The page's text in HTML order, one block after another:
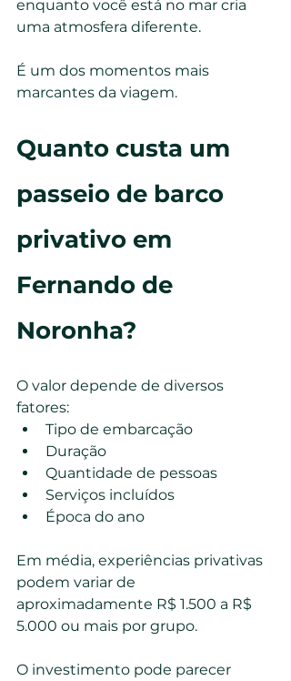
enquanto você está no mar cria
uma atmosfera diferente.
É um dos momentos mais
marcantes da viagem.
Quanto custa um
passeio de barco
privativo em
Fernando de
Noronha?
O valor depende de diversos
fatores:
Tipo de embarcação
Duração
Quantidade de pessoas
Serviços incluídos
Época do ano
Em média, experiências privativas
podem variar de
aproximadamente R$ 1.500 a R$
5.000 ou mais por grupo.
O investimento pode parecer